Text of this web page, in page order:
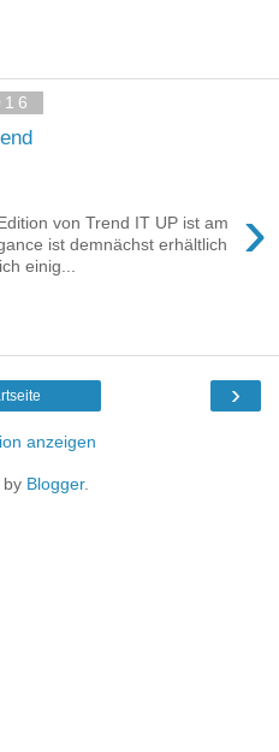
›
von Trend IT UP ist am
ist demnächst erhältlich
einig...
›
anzeigen
by Blogger.